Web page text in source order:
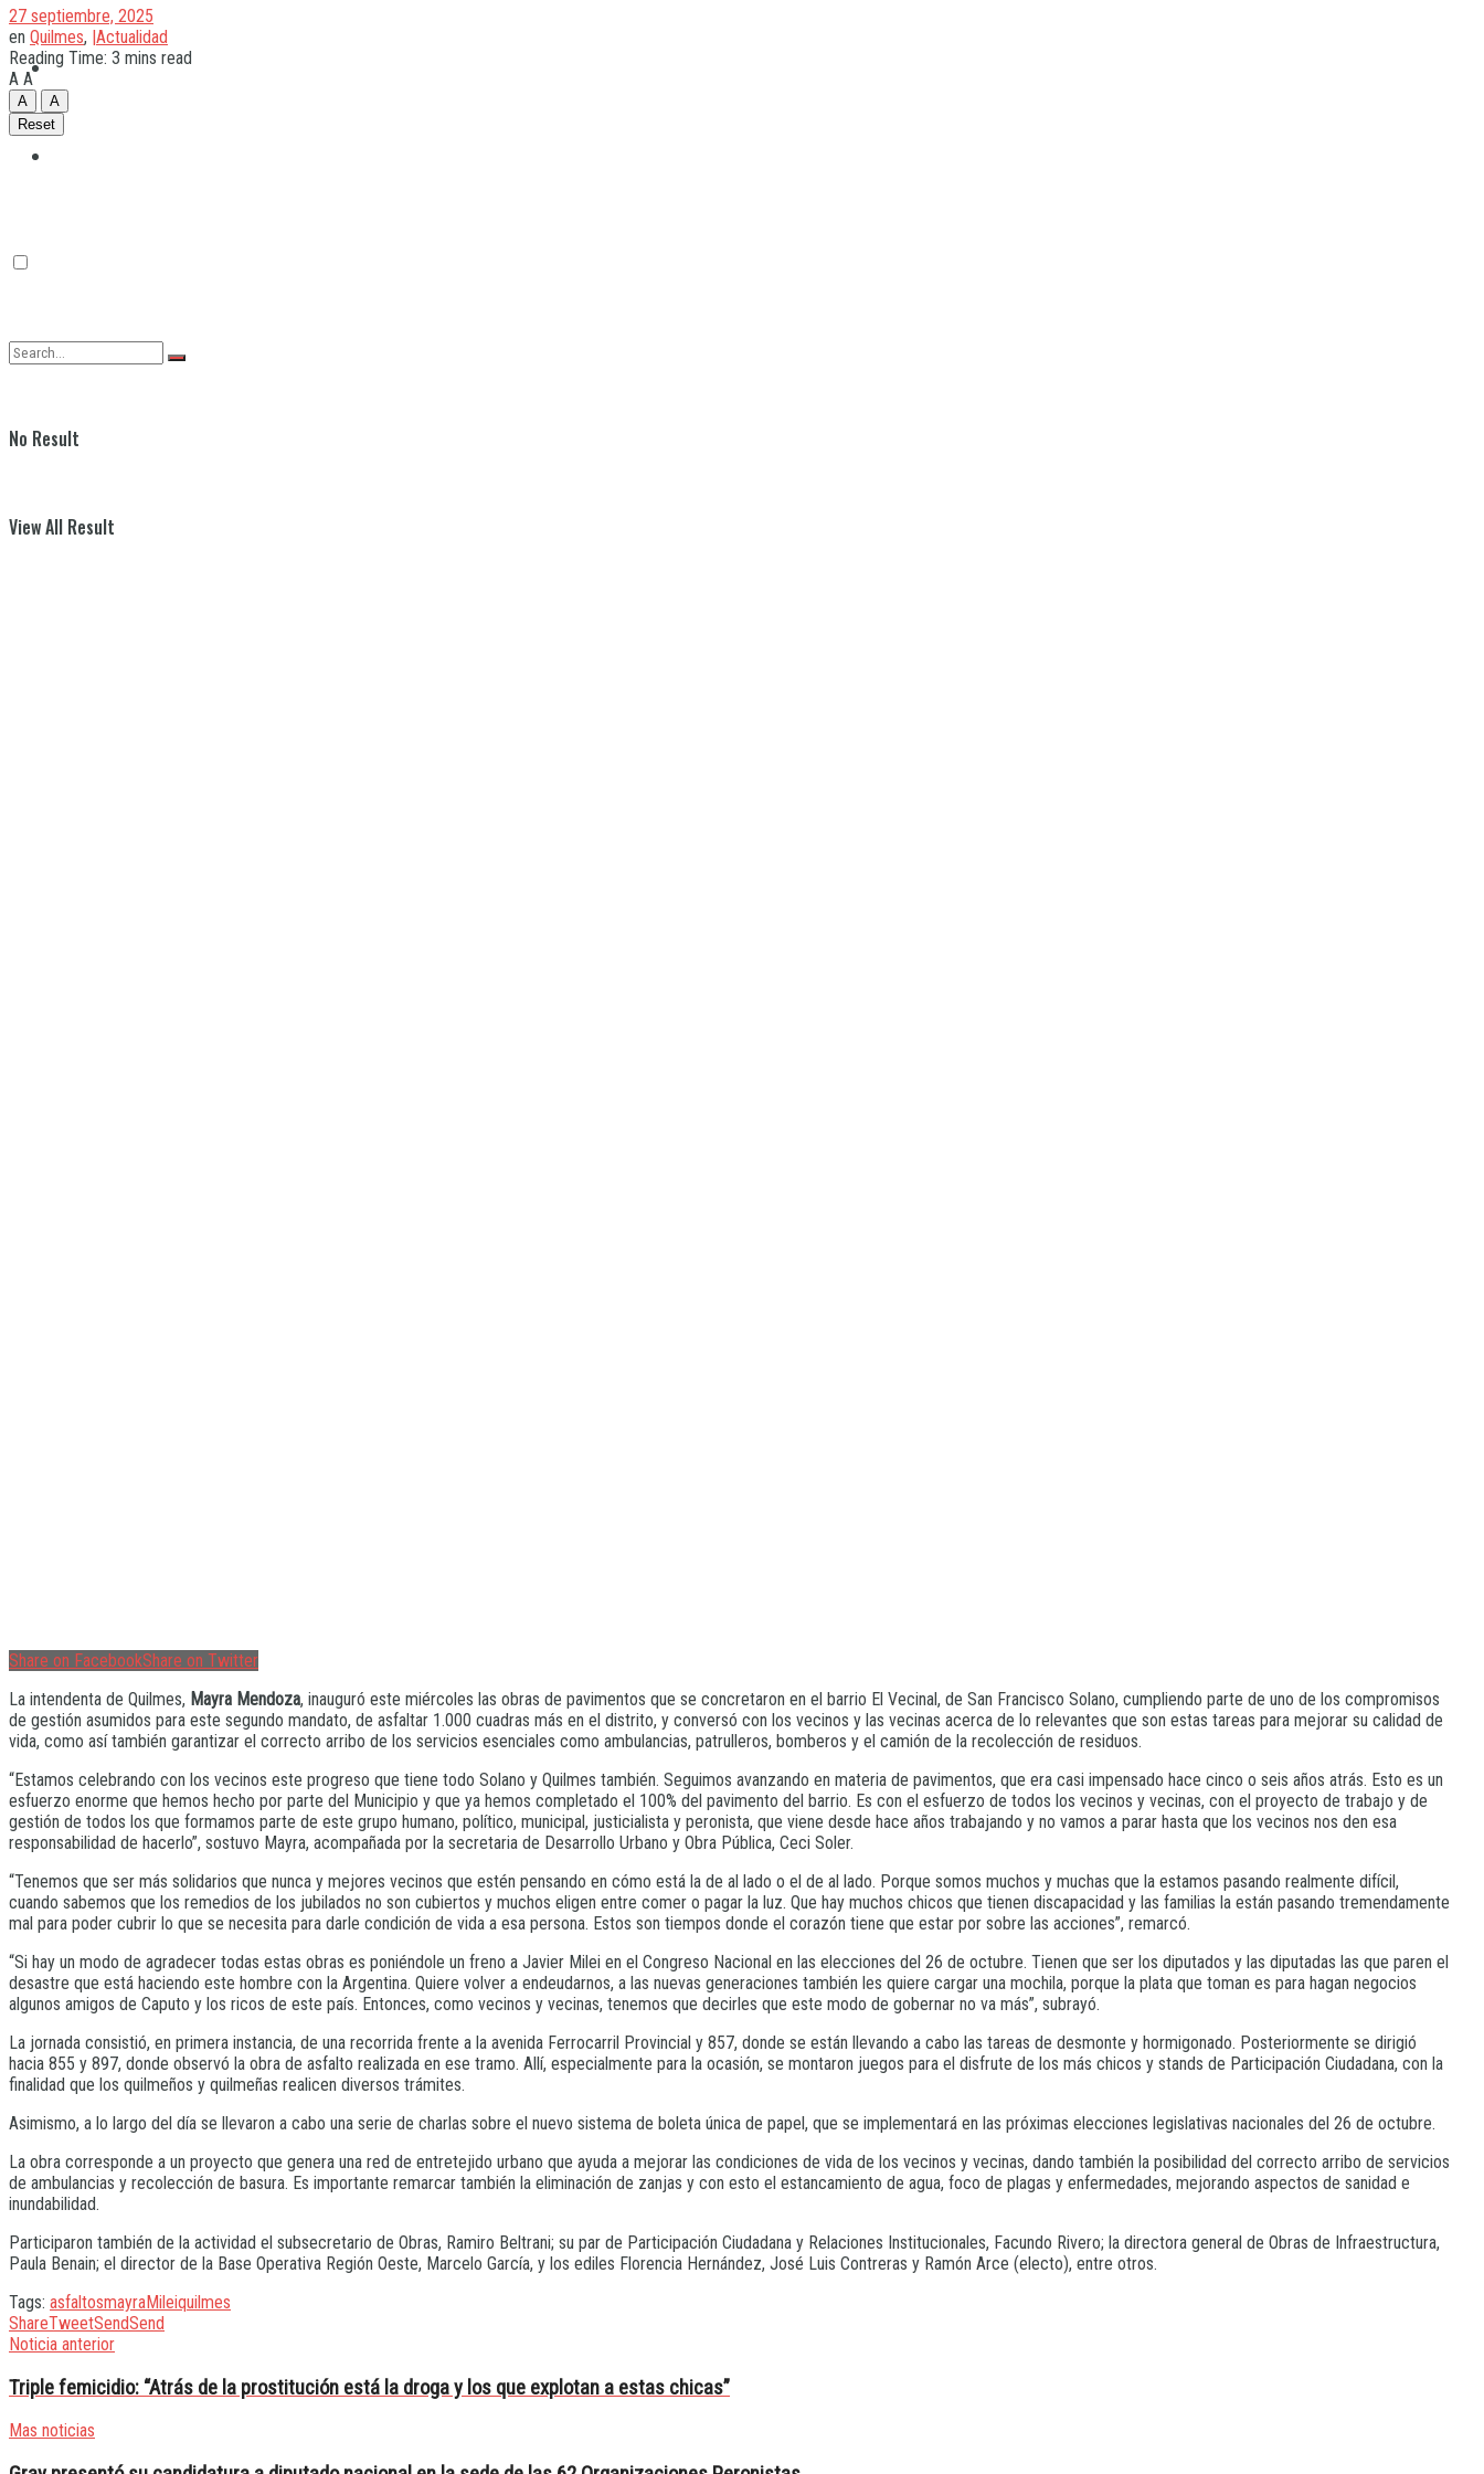
Quilmes
No Result
View All Result
27 septiembre, 2025
en Quilmes, |Actualidad
Reading Time: 3 mins read
A A
A
A
Reset
Share on FacebookShare on Twitter
La intendenta de Quilmes, Mayra Mendoza, inauguró este miércoles las obras de pavimentos que se concretaron en el barrio El Vecinal, de San Francisco Solano, cumpliendo parte de uno de los compromisos
de gestión asumidos para este segundo mandato, de asfaltar 1.000 cuadras más en el distrito, y conversó con los vecinos y las vecinas acerca de lo relevantes que son estas tareas para mejorar su calidad de
vida, como así también garantizar el correcto arribo de los servicios esenciales como ambulancias, patrulleros, bomberos y el camión de la recolección de residuos.
“Estamos celebrando con los vecinos este progreso que tiene todo Solano y Quilmes también. Seguimos avanzando en materia de pavimentos, que era casi impensado hace cinco o seis años atrás. Esto es un
esfuerzo enorme que hemos hecho por parte del Municipio y que ya hemos completado el 100% del pavimento del barrio. Es con el esfuerzo de todos los vecinos y vecinas, con el proyecto de trabajo y de
gestión de todos los que formamos parte de este grupo humano, político, municipal, justicialista y peronista, que viene desde hace años trabajando y no vamos a parar hasta que los vecinos nos den esa
responsabilidad de hacerlo”, sostuvo Mayra, acompañada por la secretaria de Desarrollo Urbano y Obra Pública, Ceci Soler.
“Tenemos que ser más solidarios que nunca y mejores vecinos que estén pensando en cómo está la de al lado o el de al lado. Porque somos muchos y muchas que la estamos pasando realmente difícil,
cuando sabemos que los remedios de los jubilados no son cubiertos y muchos eligen entre comer o pagar la luz. Que hay muchos chicos que tienen discapacidad y las familias la están pasando tremendamente
mal para poder cubrir lo que se necesita para darle condición de vida a esa persona. Estos son tiempos donde el corazón tiene que estar por sobre las acciones”, remarcó.
“Si hay un modo de agradecer todas estas obras es poniéndole un freno a Javier Milei en el Congreso Nacional en las elecciones del 26 de octubre. Tienen que ser los diputados y las diputadas las que paren el
desastre que está haciendo este hombre con la Argentina. Quiere volver a endeudarnos, a las nuevas generaciones también les quiere cargar una mochila, porque la plata que toman es para hagan negocios
algunos amigos de Caputo y los ricos de este país. Entonces, como vecinos y vecinas, tenemos que decirles que este modo de gobernar no va más”, subrayó.
La jornada consistió, en primera instancia, de una recorrida frente a la avenida Ferrocarril Provincial y 857, donde se están llevando a cabo las tareas de desmonte y hormigonado. Posteriormente se dirigió
hacia 855 y 897, donde observó la obra de asfalto realizada en ese tramo. Allí, especialmente para la ocasión, se montaron juegos para el disfrute de los más chicos y stands de Participación Ciudadana, con la
finalidad que los quilmeños y quilmeñas realicen diversos trámites.
Asimismo, a lo largo del día se llevaron a cabo una serie de charlas sobre el nuevo sistema de boleta única de papel, que se implementará en las próximas elecciones legislativas nacionales del 26 de octubre.
La obra corresponde a un proyecto que genera una red de entretejido urbano que ayuda a mejorar las condiciones de vida de los vecinos y vecinas, dando también la posibilidad del correcto arribo de servicios
de ambulancias y recolección de basura. Es importante remarcar también la eliminación de zanjas y con esto el estancamiento de agua, foco de plagas y enfermedades, mejorando aspectos de sanidad e
inundabilidad.
Participaron también de la actividad el subsecretario de Obras, Ramiro Beltrani; su par de Participación Ciudadana y Relaciones Institucionales, Facundo Rivero; la directora general de Obras de Infraestructura,
Paula Benain; el director de la Base Operativa Región Oeste, Marcelo García, y los ediles Florencia Hernández, José Luis Contreras y Ramón Arce (electo), entre otros.
Tags: asfaltosmayraMileiquilmes
ShareTweetSendSend
Noticia anterior
Triple femicidio: “Atrás de la prostitución está la droga y los que explotan a estas chicas”
Mas noticias